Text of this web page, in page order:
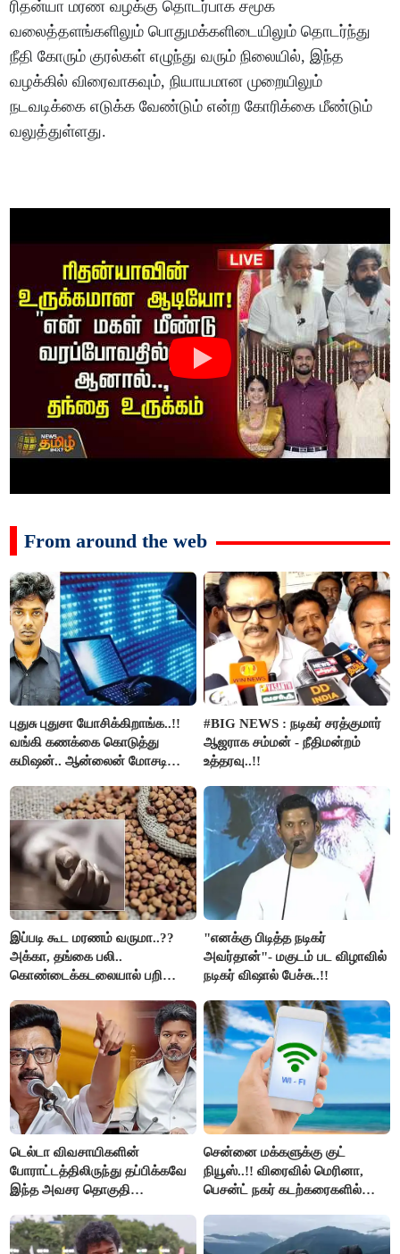
ரிதன்யா மரண வழக்கு தொடர்பாக சமூக
வலைத்தளங்களிலும் பொதுமக்களிடையிலும் தொடர்ந்து
நீதி கோரும் குரல்கள் எழுந்து வரும் நிலையில், இந்த
வழக்கில் விரைவாகவும், நியாயமான முறையிலும்
நடவடிக்கை எடுக்க வேண்டும் என்ற கோரிக்கை மீண்டும்
வலுத்துள்ளது.
From around the web
புதுசு புதுசா யோசிக்கிறாங்க..!!
வங்கி கணக்கை கொடுத்து
கமிஷன்.. ஆன்லைன் மோசடி
கைது..!!
#BIG NEWS : நடிகர் சரத்குமார்
ஆஜராக சம்மன் - நீதிமன்றம்
உத்தரவு..!!
இப்படி கூட மரணம் வருமா..??
அக்கா, தங்கை பலி..
கொண்டைக்கடலையால் பறிபோன
"எனக்கு பிடித்த நடிகர்
அவர்தான்"- மகுடம் பட விழாவில்
நடிகர் விஷால் பேச்சு..!!
டெல்டா விவசாயிகளின்
போராட்டத்திலிருந்து தப்பிக்கவே
இந்த அவசர தொகுதி
அரங்கேற்றுகிறார் முதலமைச்சர் -
திமுக ஐடி விங்..!!
சென்னை மக்களுக்கு குட்
நியூஸ்..!! விரைவில் மெரினா,
பெசன்ட் நகர் கடற்கரைகளில்